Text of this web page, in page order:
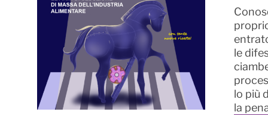
le
lo più
la